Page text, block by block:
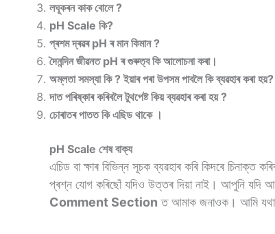
লঘূকৰন কাক বোলে ?
pH Scale কি?
প্ৰশম দ্ৰৱৰ pH ৰ মান কিমান ?
দৈনন্দিন জীৱনত pH ৰ গুৰুত্ব কি আলোচনা কৰা।
অম্লতা সমস্যা কি ? ইয়াৰ পৰা উপসম পাবলৈ কি ব্যৱহাৰ কৰা হয়?
দাত পৰিষ্কাৰ কৰিবলৈ টুথপেষ্ট কিয় ব্যৱহাৰ কৰা হয় ?
চোৰাতৰ পাতত কি এছিড থাকে ।
pH Scale শেষ বাক্য
এচিড বা ক্ষাৰ বিভিন্ন সূচক ব্যৱহাৰ কৰি কিদৰে চিনাক্ত
প্ৰশ্ন যোগ কৰিছোঁ যদিও উত্তৰ দিয়া নাই। আপুনি যদি
Comment Section ত আমাক জনাওক। আমি